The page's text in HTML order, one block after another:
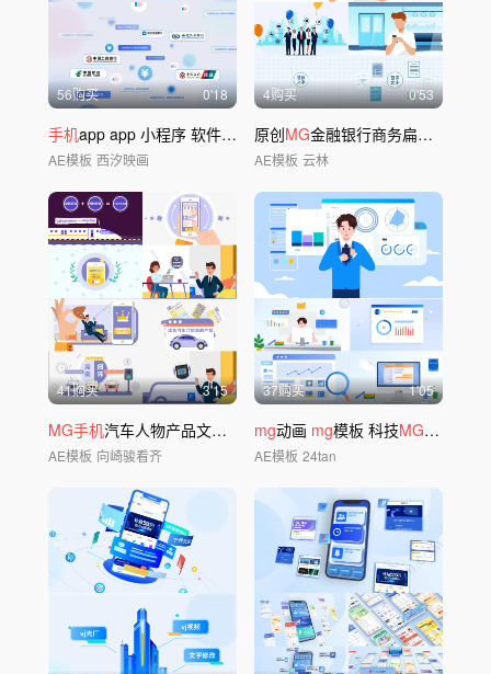
56购买 0'18
手机app app 小程序 软件 移动
AE模板 西汐映画
4购买 0'53
原创MG金融银行商务扁平动画
AE模板 云林
41购买 3'15
MG手机汽车人物产品文字展示动画
AE模板 向崎骏看齐
37购买 1'05
mg动画 mg模板 科技MG金融
AE模板 24tan